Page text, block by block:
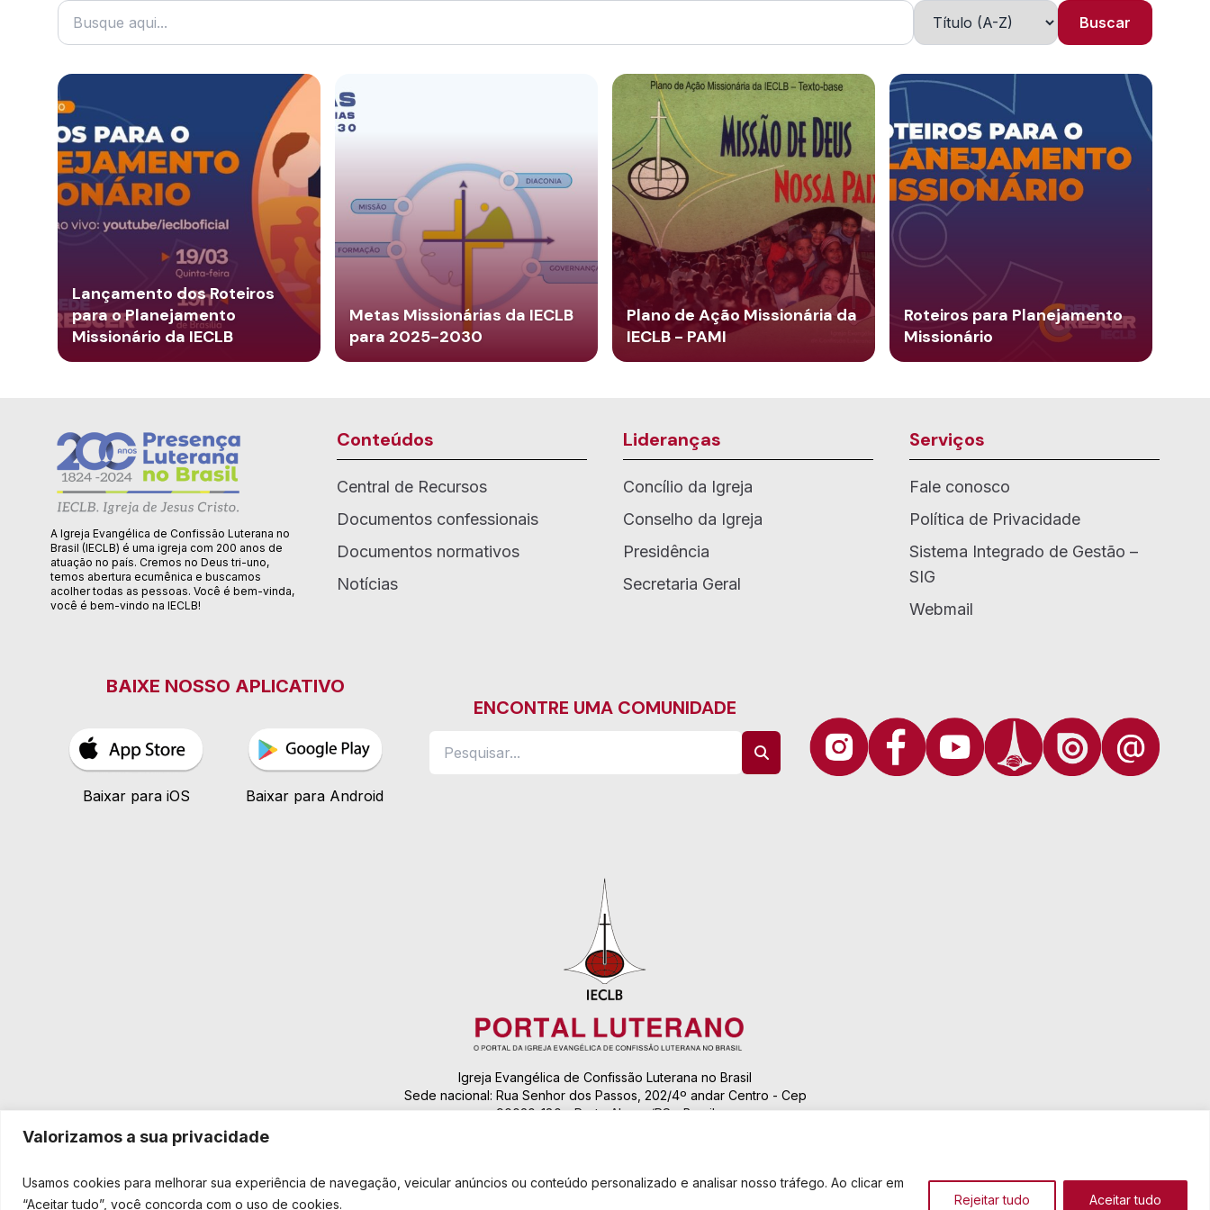
Valorizamos a sua privacidade
Usamos cookies para melhorar sua experiência de navegação, veicular anúncios ou conteúdo personalizado e analisar nosso tráfego. Ao clicar em
“Aceitar tudo”, você concorda com o uso de cookies.
Rejeitar tudo Aceitar tudo
Buscar
Lançamento dos Roteiros
para o Planejamento
Missionário da IECLB
Metas Missionárias da IECLB
para 2025-2030
Plano de Ação Missionária da
IECLB - PAMI
Roteiros para Planejamento
Missionário
A Igreja Evangélica de Confissão Luterana no
Brasil (IECLB) é uma igreja com 200 anos de
atuação no país. Cremos no Deus tri-uno,
temos abertura ecumênica e buscamos
acolher todas as pessoas. Você é bem-vinda,
você é bem-vindo na IECLB!
Conteúdos
Central de Recursos
Documentos confessionais
Documentos normativos
Notícias
Lideranças
Concílio da Igreja
Conselho da Igreja
Presidência
Secretaria Geral
Serviços
Fale conosco
Política de Privacidade
Sistema Integrado de Gestão –
SIG
Webmail
BAIXE NOSSO APLICATIVO
Baixar para iOS Baixar para Android
ENCONTRE UMA COMUNIDADE
Igreja Evangélica de Confissão Luterana no Brasil
Sede nacional: Rua Senhor dos Passos, 202/4º andar Centro - Cep
90020-180 - Porto Alegre/RS - Brasil
Fale conosco